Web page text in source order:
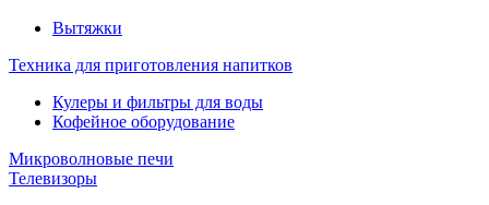
Вытяжки
Техника для приготовления напитков
Кулеры и фильтры для воды
Кофейное оборудование
Микроволновые печи
Телевизоры